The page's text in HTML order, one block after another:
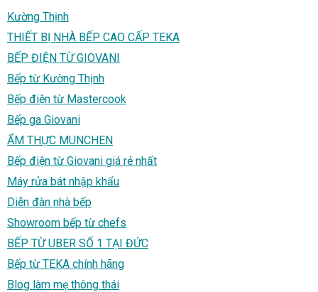
Kường Thịnh
THIẾT BỊ NHÀ BẾP CAO CẤP TEKA
BẾP ĐIỆN TỪ GIOVANI
Bếp từ Kường Thịnh
Bếp điện từ Mastercook
Bếp ga Giovani
ẨM THỰC MUNCHEN
Bếp điện từ Giovani giá rẻ nhất
Máy rửa bát nhập khẩu
Diễn đàn nhà bếp
Showroom bếp từ chefs
BẾP TỪ UBER SỐ 1 TẠI ĐỨC
Bếp từ TEKA chính hãng
Blog làm mẹ thông thái